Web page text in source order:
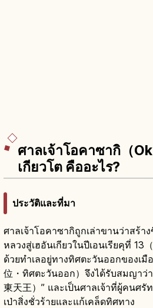
ศาลเจ้าโอคาซากิ（
เกียวโต คืออะไร?
ประวัติและที่มา
ศาลเจ้าโอคาซากิถูกเล่าขานว่าสร้า
หลวงสู่เฮอันเกียวในปีเอนเรียคุที่ 13
ด้วยทำเลอยู่ทางทิศตะวันออกของเมื
位・ทิศตะวันออก）จึงได้รับสมญาว่
東天王）” และเป็นศาลเจ้าที่ผู้คนศ
เป่าสิ่งชั่วร้ายและแก้เคล็ดทิศทาง